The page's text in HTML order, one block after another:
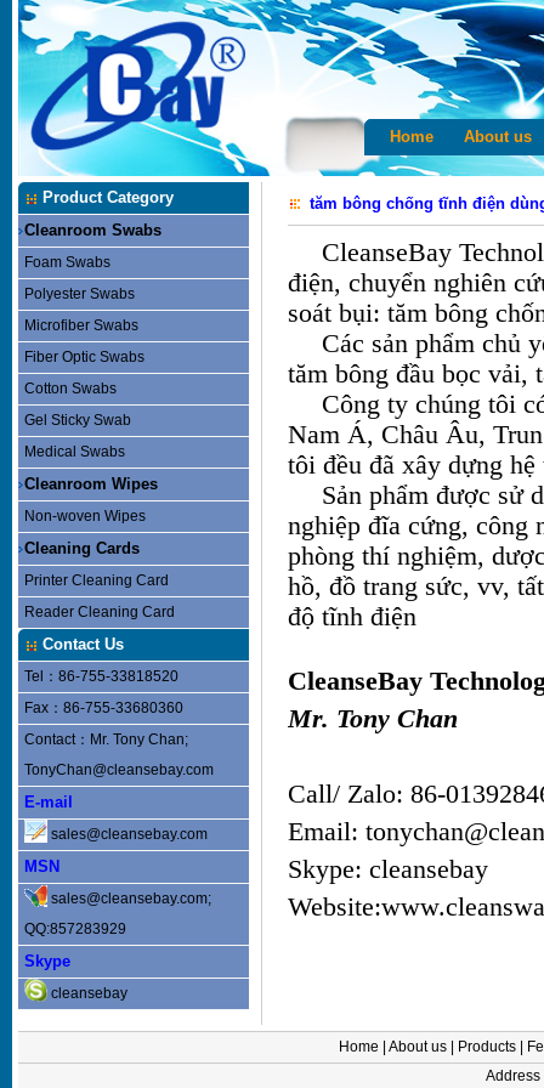
Home About us
Product Category
Cleanroom Swabs
Foam Swabs
Polyester Swabs
Microfiber Swabs
Fiber Optic Swabs
Cotton Swabs
Gel Sticky Swab
Medical Swabs
Cleanroom Wipes
Non-woven Wipes
Cleaning Cards
Printer Cleaning Card
Reader Cleaning Card
Contact Us
Tel：86-755-33818520
Fax：86-755-33680360
Contact：Mr. Tony Chan;
TonyChan@cleansebay.com
E-mail
sales@cleansebay.com
MSN
sales@cleansebay.com;
QQ:857283929
Skype
cleansebay
tăm bông chống tĩnh điện
CleanseBay
điện, chuyển nghiên
soát bụi: tăm bông
Các sản phẩm chủ
tăm bông đầu bọc vải,
Công ty chúng tôi
Nam Á, Châu Âu,
tôi đều đã xây dựng
Sản phẩm được sử
nghiệp đĩa cứng, công
phòng thí nghiệm,
hồ, đồ trang sức, vv,
độ tĩnh điện
CleanseBay
Mr. Tony Chan
Call/ Zalo: 86-
Email:
Skype: cleansebay
Home About us Products
Address